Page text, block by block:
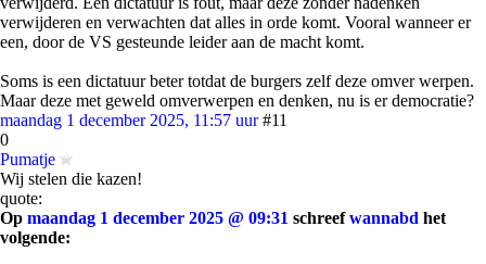
verwijderen en verwachten dat alles in orde komt. Vooral wanneer er
een, door de VS gesteunde leider aan de macht komt.
Soms is een dictatuur beter totdat de burgers zelf deze omver werpen.
Maar deze met geweld omverwerpen en denken, nu is er democratie?
maandag 1 december 2025, 11:57 uur #11
0
Pumatje
Wij stelen die kazen!
quote:
Op maandag 1 december 2025 @ 09:31 schreefwannabd het
volgende: